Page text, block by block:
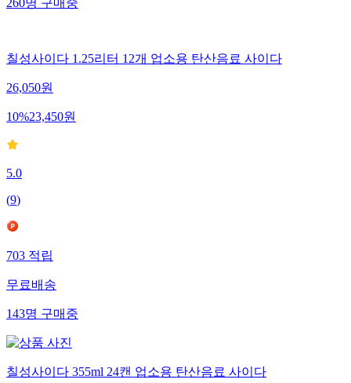
260명구매중
칠성사이다 1.25리터 12개 업소용 탄산음료 사이다
26,050원
10%23,450원
5.0
(9)
703적립
무료배송
143명구매중
칠성사이다 355ml 24캔 업소용 탄산음료 사이다